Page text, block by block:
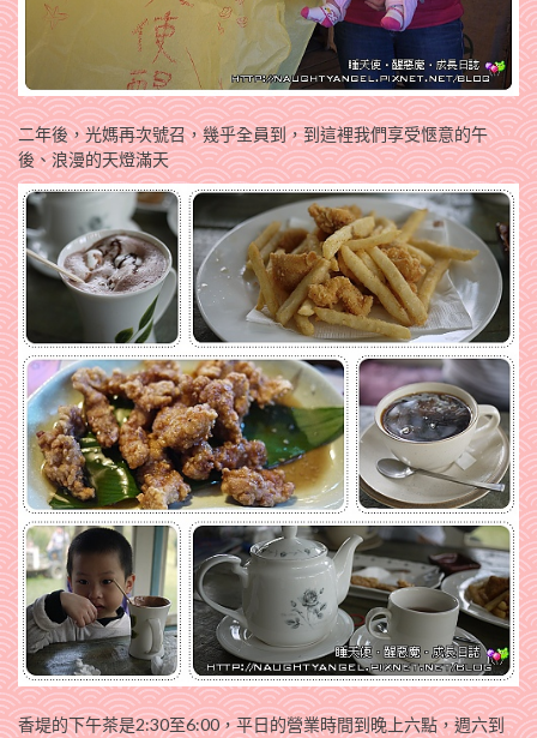
二年後，光媽再次號召，幾乎全員到，到這裡我們享受愜意的午
後、浪漫的天燈滿天
香堤的下午茶是2:30至6:00，平日的營業時間到晚上六點，週六到